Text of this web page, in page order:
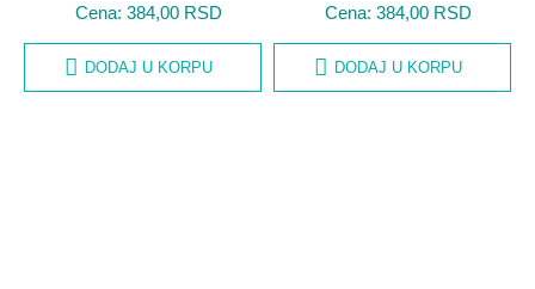
Cena: 384,00 RSD
DODAJ U KORPU
Cena: 384,00 RSD
DODAJ U KORPU